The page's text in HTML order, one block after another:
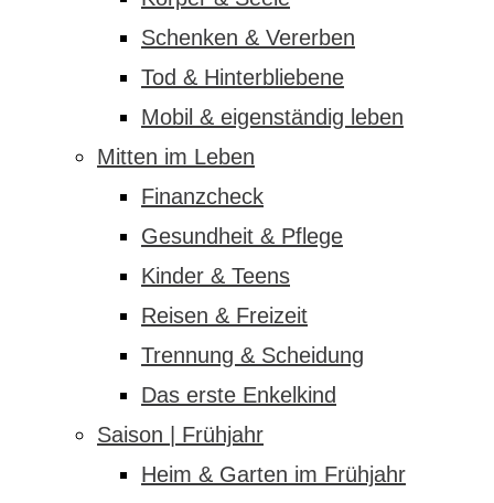
Schenken & Vererben
Tod & Hinterbliebene
Mobil & eigenständig leben
Mitten im Leben
Finanzcheck
Gesundheit & Pflege
Kinder & Teens
Reisen & Freizeit
Trennung & Scheidung
Das erste Enkelkind
Saison | Frühjahr
Heim & Garten im Frühjahr